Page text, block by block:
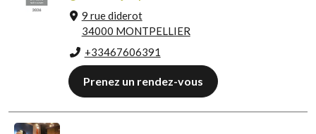
9 rue diderot
34000 MONTPELLIER
+33467606391
Prenez un rendez-vous